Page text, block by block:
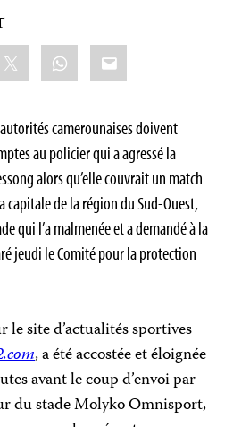
WhatsApp
Email
camerounaises doivent
au policier qui a agressé la
alors qu’elle couvrait un match
de la région du Sud-Ouest,
qui l’a malmenée et a demandé à la
jeudi le Comité pour la protection
site d’actualités sportives
, a été accostée et éloignée
avant le coup d’envoi par
du stade Molyko Omnisport,